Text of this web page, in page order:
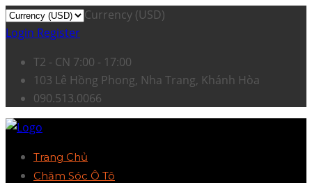
Currency (USD)
Login Register
T2 - CN 7:00 - 17:00
103 Lê Hồng Phong, Nha Trang, Khánh Hòa
090.513.0066
Trang Chủ
Chăm Sóc Ô Tô